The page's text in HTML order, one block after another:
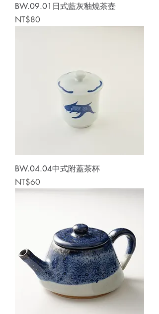
BW.09.01日式藍灰釉燒茶壺
Price
NT$80
BW.04.04中式附蓋茶杯
Price
NT$60